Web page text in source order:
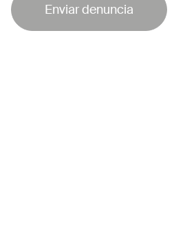
Enviar denuncia